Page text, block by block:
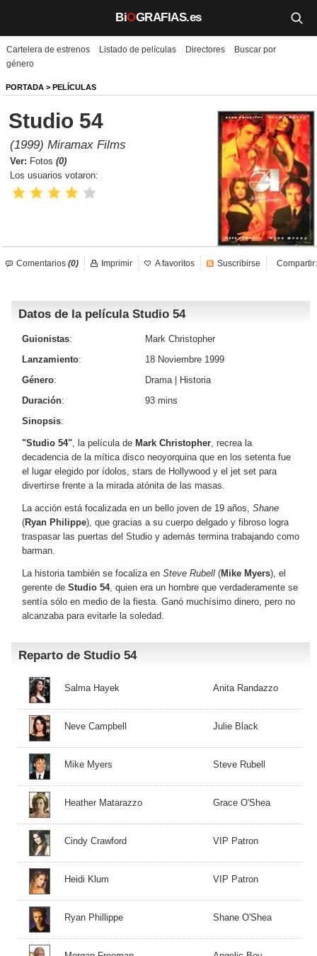
BiOGRAFIAS.es
Biografías
Películas
TV
Música
Un día como hoy
Iniciar sesión
Cartelera de estrenos Listado de películas Directores
Buscar por
género
PORTADA > PELÍCULAS
Studio 54
(1999) Miramax Films
Ver: Fotos (0)
Los usuarios votaron:
Comentarios (0) Compartir:
Imprimir A favoritos Suscribirse
Datos de la película Studio 54
Guionistas:
Mark Christopher
Lanzamiento:
18 Noviembre 1999
Género: Drama|
Historia
Duración:
93 mins
Sinopsis:
"Studio 54", la película de Mark Christopher, recrea la
decadencia de la mítica disco neoyorquina que en los setenta fue
el lugar elegido por ídolos, stars de Hollywood y el jet set para
divertirse frente a la mirada atónita de las masas.
La acción está focalizada en un bello joven de 19 años, Shane
(Ryan Philippe), que gracias a su cuerpo delgado y fibroso logra
traspasar las puertas del Studio y además termina trabajando como
barman.
La historia también se focaliza en Steve Rubell (Mike Myers), el
gerente de Studio 54, quien era un hombre que verdaderamente se
sentía sólo en medio de la fiesta. Ganó muchísimo dinero, pero no
alcanzaba para evitarle la soledad.
Reparto de Studio 54
Salma Hayek Anita Randazzo
Neve Campbell Julie Black
Mike Myers Steve Rubell
Heather Matarazzo Grace O'Shea
Cindy Crawford VIP Patron
Heidi Klum VIP Patron
Ryan Phillippe Shane O'Shea